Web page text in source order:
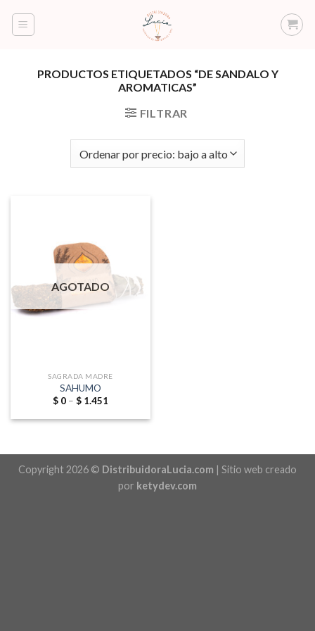
PRODUCTOS ETIQUETADOS “DE SANDALO Y
AROMATICAS”
FILTRAR
AGOTADO
SAGRADA MADRE
SAHUMO
$ 0 – $ 1.451
$ 0
Copyright 2026 © DistribuidoraLucia.com | Sitio web creado
por ketydev.com